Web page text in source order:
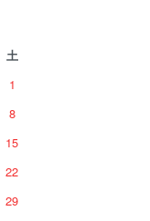
土
1
8
15
22
29